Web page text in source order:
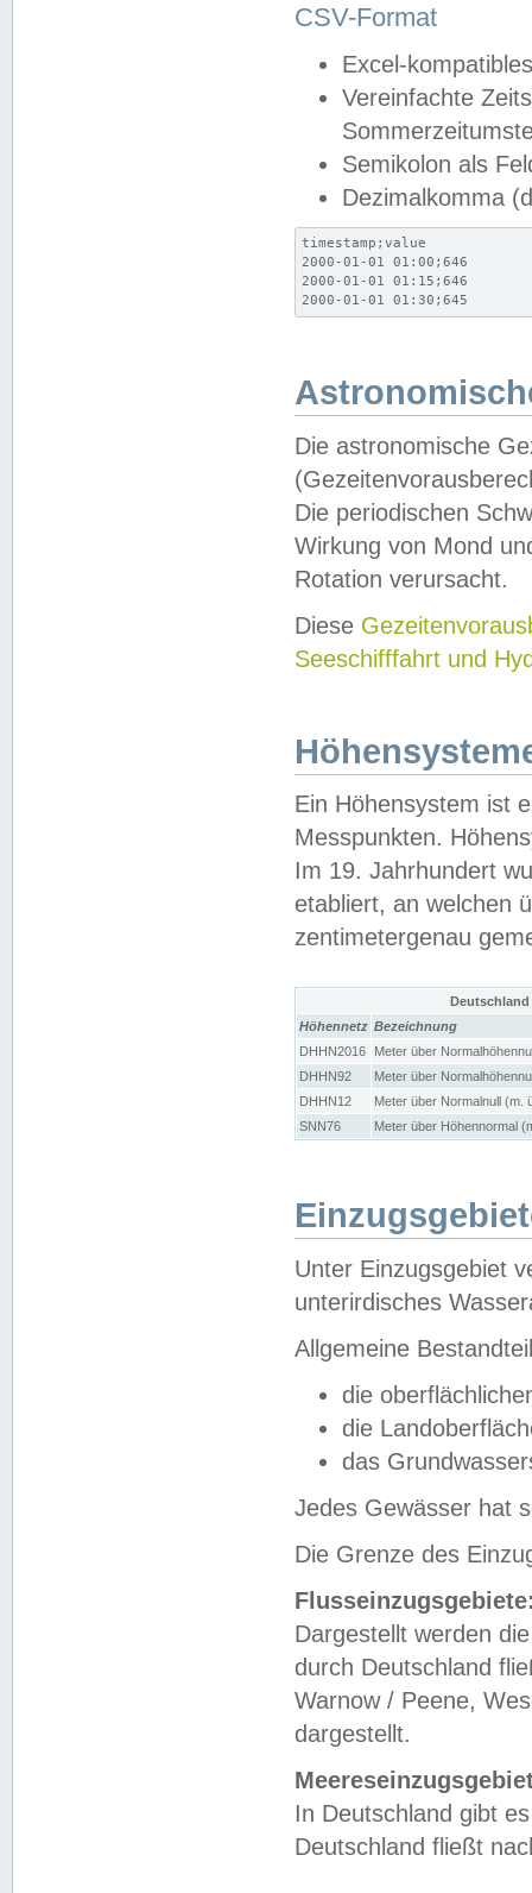
CSV-Format
Excel-
Vereinfachte
Semikolon als
Dezimalkomma
timestamp;value
2000-01-01 01:00;646
2000-01-01 01:15;646
2000-01-01 01:30;645
Die astronomische
Die periodischen
Wirkung von Mond
Rotation verursacht.
Diese
Seeschifffahrt und
Ein Höhensystem ist
Messpunkten.
Im 19. Jahrhundert
etabliert, an welchen
zentimetergenau
Höhennetz Bezeichnung
DHHN2016
Meter über
DHHN92
Meter über
DHHN12
Meter über Normalnull (m.
SNN76
Meter über Höhennormal
Unter Einzugsgebiet
unterirdisches
Allgemeine
die
die
das
Jedes Gewässer hat
Die Grenze des
Dargestellt werden
durch Deutschland
Warnow / Peene,
dargestellt.
In Deutschland gibt
Deutschland fließt